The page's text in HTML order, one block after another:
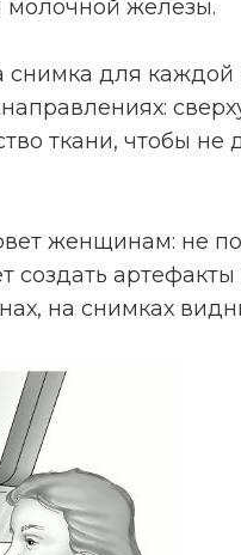
молочной железы.
снимка для
ткани, чтобы не
женщинам: не
создать
на снимках